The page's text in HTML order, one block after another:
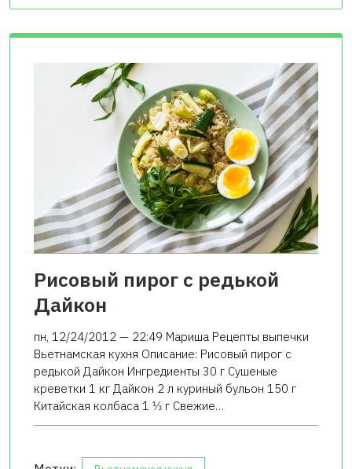
Рисовый пирог с редькой
Дайкон
пн, 12/24/2012 — 22:49 Мариша Рецепты выпечки
Вьетнамская кухня Описание: Рисовый пирог с
редькой Дайкон Ингредиенты 30 г Сушеные
креветки 1 кг Дайкон 2 л куриный бульон 150 г
Китайская колбаса 1 1⁄3 г Свежие…